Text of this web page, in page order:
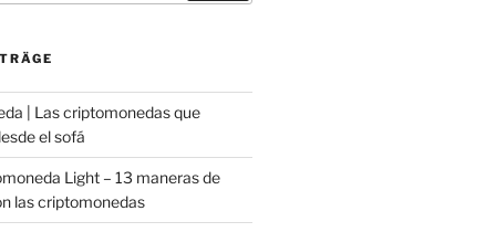
| Las criptomonedas que
el sofá
Light – 13 maneras de
las criptomonedas